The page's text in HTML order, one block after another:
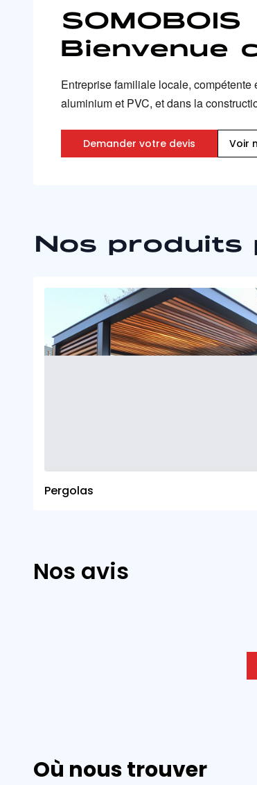
SOMOBOIS
Bienvenue
Entreprise familiale locale,
aluminium et PVC, et dans la
Demander votre devis Voir
Nos produits
Pergolas
Nos avis
Où nous trouver